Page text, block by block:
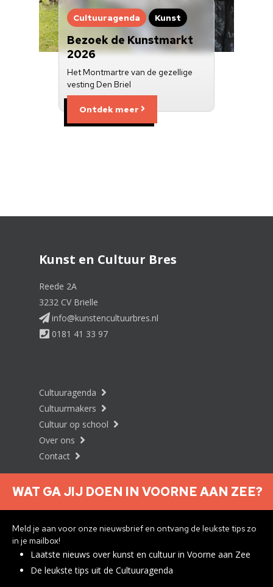
Cultuuragenda Kunst
Bezoek de Kunstmarkt
2026
Het Montmartre van de gezellige
vesting Den Briel
Ontdek meer
Kunst en Cultuur Bres
Reede 2A
3232 CV Brielle
info@kunstencultuurbres.nl
0181 41 33 97
Cultuuragenda
Cultuurmakers
Cultuur op school
Over ons
Contact
Nieuwsbrief aanmelden
Privacyverklaring
WAT GA JIJ DOEN IN VOORNE AAN ZEE?
Meld je aan voor onze nieuwsbrief en ontvang de leukste tips zo
in je mailbox!
Laatste nieuws over kunst en cultuur in Voorne aan Zee
De leukste tips uit de Cultuuragenda